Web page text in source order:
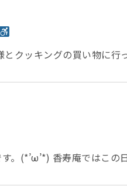
ロ一番 しょうゆ味」です
のお湯で粉末スープを溶
しょうゆ味のスープを入
んど皆様のお陰で美味し
で扇いで冷ましてから１
の辺りで。 グループホー
クッキングの買い物に行
と一緒に選びました。 ク
。(*’ω’*) 香寿庵ではこの
た。 また個々に、ご家族